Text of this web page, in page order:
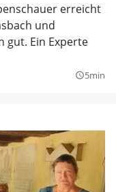
erreicht
und
gut. Ein Experte
query_builder5min